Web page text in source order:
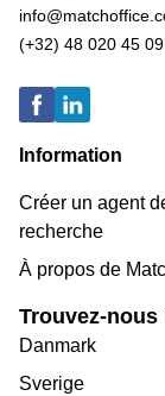
(+32) 48 020 45 09
Information
Créer un agent
recherche
À propos de
Trouvez-nous
Danmark
Sverige